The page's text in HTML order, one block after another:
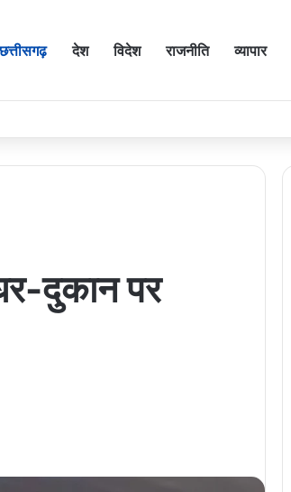
छत्तीसगढ़ देश विदेश राजनीति व्यापार
दुकान पर